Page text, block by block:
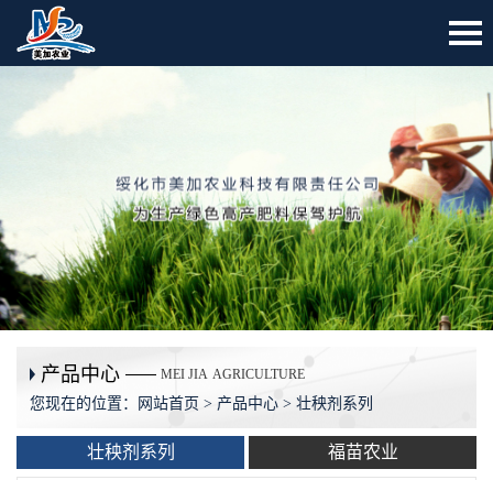
产品中心 MEI JIA AGRICULTURE
您现在的位置： 网站首页 > 产品中心 > 壮秧剂系列
壮秧剂系列 福苗农业